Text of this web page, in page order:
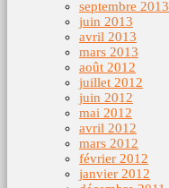
septembre 2013
juin 2013
avril 2013
mars 2013
août 2012
juillet 2012
juin 2012
mai 2012
avril 2012
mars 2012
février 2012
janvier 2012